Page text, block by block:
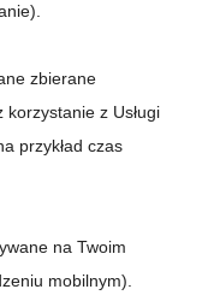
zbierane
z Usługi
przykład czas
na Twoim
mobilnym).